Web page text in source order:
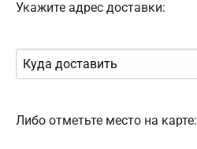
Укажите адрес доставки:
Либо отметьте место на карте: